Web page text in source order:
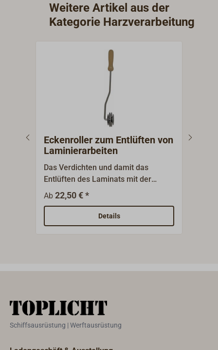
Weitere Artikel aus der
Kategorie Harzverarbeitung
Eckenroller zum Entlüften von
Laminierarbeiten
Das Verdichten und damit das
Entlüften des Laminats mit der
Scheibenrolle ist der Gradmesser für
die Qualität von Hand- und
oder Delrin mit Holzgriff.
Ab22,50 € *
Details
Schiffsausrüstung | Werftausrüstung